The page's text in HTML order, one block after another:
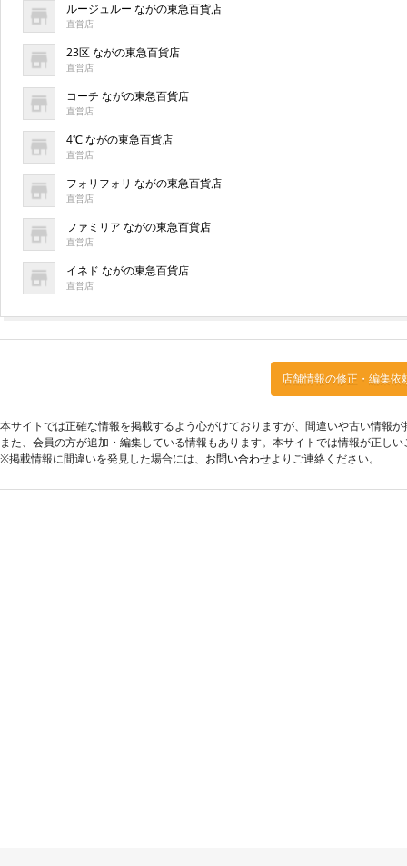
ルージュルー ながの東急百貨店
直営店
23区 ながの東急百貨店
直営店
コーチ ながの東急百貨店
直営店
4℃ ながの東急百貨店
直営店
フォリフォリ ながの東急百貨店
直営店
ファミリア ながの東急百貨店
直営店
イネド ながの東急百貨店
直営店
店舗情報の修正・編集依
本サイトでは正確な情報を掲載するよう心がけておりますが、間違いや古い情報
また、会員の方が追加・編集している情報もあります。本サイトでは情報が正し
※掲載情報に間違いを発見した場合には、 お問い合わせよりご連絡ください。